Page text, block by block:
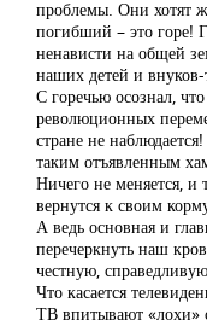
проблемы. Они хотят
погибший – это горе!
ненависти на общей
наших детей и внуков-
С горечью осознал,
революционных
стране не
таким отъявленным
Ничего не меняется, и
вернутся к своим
А ведь основная и
перечеркнуть наш
честную,
Что касается
ТВ впитывают «лохи»